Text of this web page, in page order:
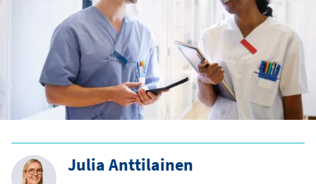
Julia Anttilainen